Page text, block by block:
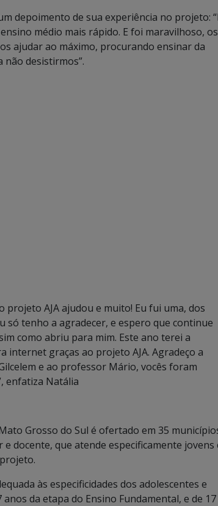
depoimento de sua experiência no projeto:
médio mais rápido. E foi maravilhoso, os
ajudar ao máximo, procurando ensinar da
desistirmos”.
AJA ajudou e muito! Eu fui uma, dos
só tenho a agradecer, e espero que continue
como abriu para mim. Este ano terei a
internet graças ao projeto AJA. Agradeço a
e ao professor Mário, vocês foram
enfatiza Natália
Grosso do Sul é ofertado em 35
docente, que atende especificamente jovens
às especificidades dos adolescentes e
da etapa do Ensino Fundamental, e de 17